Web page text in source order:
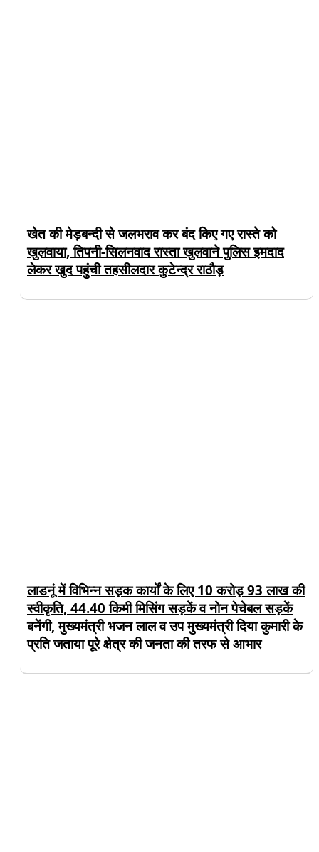
खेत की मेड़बन्दी से जलभराव कर बंद किए गए रास्ते को
खुलवाया, तिपनी-सिलनवाद रास्ता खुलवाने पुलिस इमदाद
लेकर खुद पहुंची तहसीलदार कुटेन्द्र राठौड़
लाडनूं में विभिन्न सड़क कार्यों के लिए 10 करोड़ 93 लाख की
स्वीकृति, 44.40 किमी मिसिंग सड़कें व नोन पेचेबल सड़कें
बनेंगी, मुख्यमंत्री भजन लाल व उप मुख्यमंत्री दिया कुमारी के
प्रति जताया पूरे क्षेत्र की जनता की तरफ से आभार